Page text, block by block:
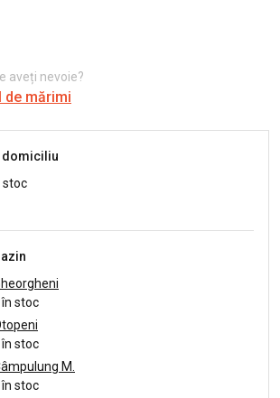
aveți nevoie?
de mărimi
domiciliu
stoc
în stoc
în stoc
M.
în stoc